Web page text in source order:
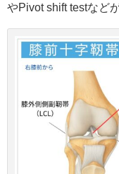
やPivot shift testなど